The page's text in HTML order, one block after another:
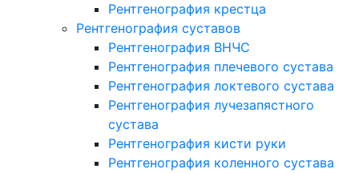
Рентгенография крестца
Рентгенография суставов
Рентгенография ВНЧС
Рентгенография плечевого сустава
Рентгенография локтевого сустава
Рентгенография лучезапястного
сустава
Рентгенография кисти руки
Рентгенография коленного сустава